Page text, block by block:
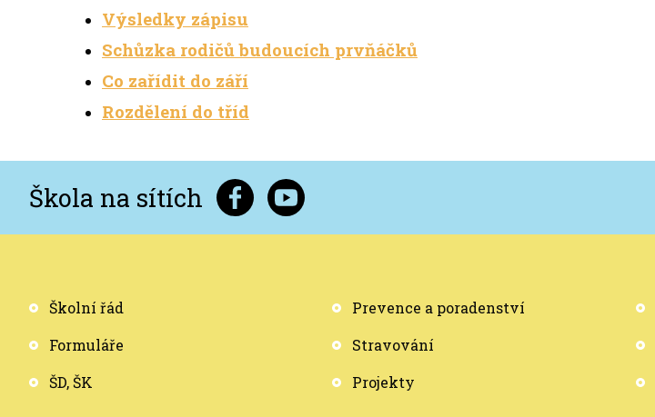
Výsledky zápisu
Schůzka rodičů budoucích prvňáčků
Co zařídit do září
Rozdělení do tříd
Škola na sítích
Školní řád Prevence a poradenství
Formuláře
Stravování
ŠD, ŠK
Projekty